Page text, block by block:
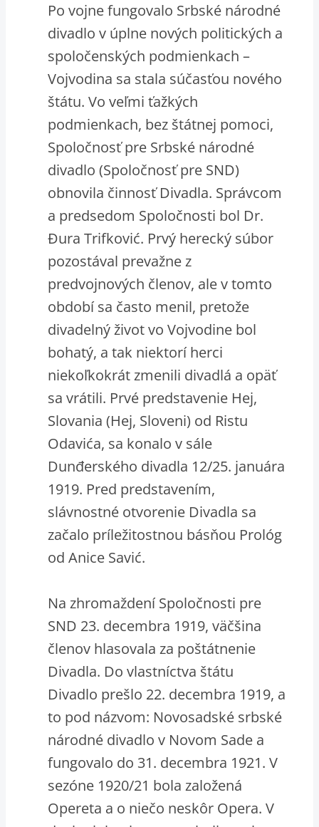
Po vojne fungovalo Srbské národné
divadlo v úplne nových politických a
spoločenských podmienkach –
Vojvodina sa stala súčasťou nového
štátu. Vo veľmi ťažkých
podmienkach, bez štátnej pomoci,
Spoločnosť pre Srbské národné
divadlo (Spoločnosť pre SND)
obnovila činnosť Divadla. Správcom
a predsedom Spoločnosti bol Dr.
Đura Trifković. Prvý herecký súbor
pozostával prevažne z
predvojnových členov, ale v tomto
období sa často menil, pretože
divadelný život vo Vojvodine bol
bohatý, a tak niektorí herci
niekoľkokrát zmenili divadlá a opäť
sa vrátili. Prvé predstavenie Hej,
Slovania (Hej, Sloveni) od Ristu
Odavića, sa konalo v sále
Dunđerského divadla 12/25. januára
1919. Pred predstavením,
slávnostné otvorenie Divadla sa
začalo príležitostnou básňou Prológ
od Anice Savić.
Na zhromaždení Spoločnosti pre
SND 23. decembra 1919, väčšina
členov hlasovala za poštátnenie
Divadla. Do vlastníctva štátu
Divadlo prešlo 22. decembra 1919, a
to pod názvom: Novosadské srbské
národné divadlo v Novom Sade a
fungovalo do 31. decembra 1921. V
sezóne 1920/21 bola založená
Opereta a o niečo neskôr Opera. V